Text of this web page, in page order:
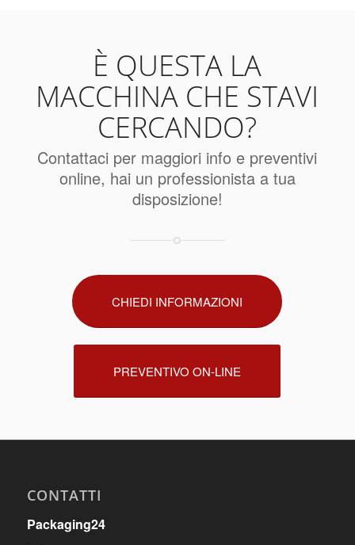
È QUESTA LA
MACCHINA CHE STAVI
CERCANDO?
Contattaci per maggiori info e preventivi
online, hai un professionista a tua
disposizione!
CHIEDI INFORMAZIONI
PREVENTIVO ON-LINE
CONTATTI
Packaging24